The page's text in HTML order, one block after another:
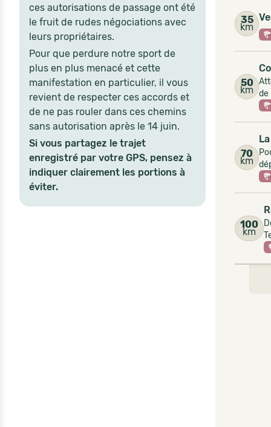
ces autorisations de passage ont été
le fruit de rudes négociations avec
leurs propriétaires.
Pour que perdure notre sport de
plus en plus menacé et cette
manifestation en particulier, il vous
revient de respecter ces accords et
de ne pas rouler dans ces chemins
sans autorisation après le 14 juin.
Si vous partagez le trajet
enregistré par votre GPS, pensez à
indiquer clairement les portions à
éviter.
35
km
50
km de
70
km
100
km